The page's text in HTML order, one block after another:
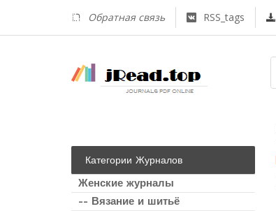
Обратная связь RSS_tags
Категории Журналов
Женские журналы
-- Вязание и шитьё